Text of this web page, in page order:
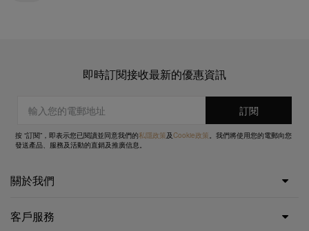
即時訂閱接收最新的優惠資訊
按 “訂閱”，即表示您已閱讀並同意我們的私隱政策及Cookie政策。我們將使用您的電郵向您
發送產品、服務及活動的直銷及推廣信息。
關於我們
客戶服務